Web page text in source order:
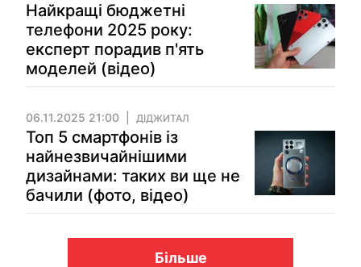
Найкращі бюджетні
телефони 2025 року:
експерт порадив п'ять
моделей (відео)
06.11.2025 21:00 ДІДЖИТАЛ
Топ 5 смартфонів із
найнезвичайнішими
дизайнами: таких ви ще не
бачили (фото, відео)
Більше